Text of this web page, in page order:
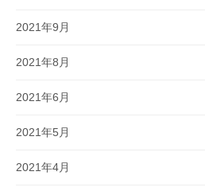
2021年9月
2021年8月
2021年6月
2021年5月
2021年4月